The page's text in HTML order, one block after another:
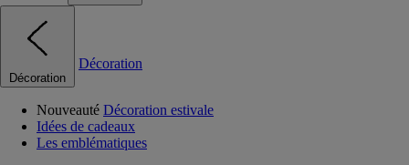
Décoration
Décoration
Nouveauté Décoration estivale
Idées de cadeaux
Les emblématiques